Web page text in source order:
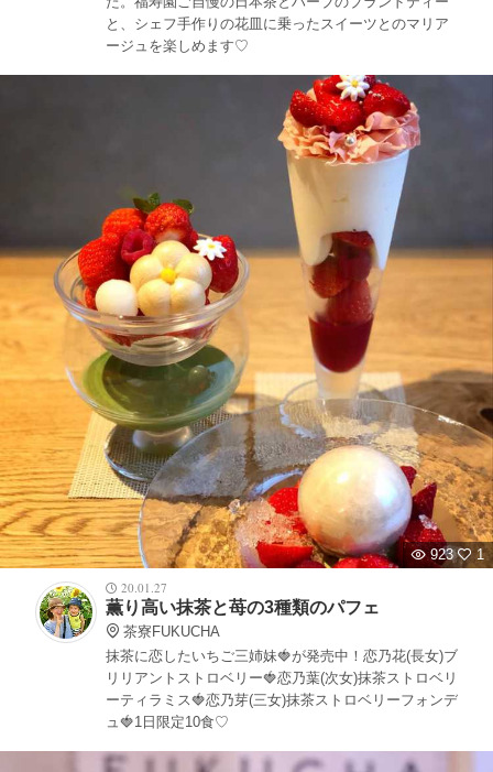
と、シェフ手作りの花皿に乗ったスイーツとのマリア
ージュを楽しめます♡
923
1
20.01.27
薫り高い抹茶と苺の3種類のパフェ
茶寮FUKUCHA
抹茶に恋したいちご三姉妹🍓が発売中！恋乃花(長女)ブ
リリアントストロベリー🍓恋乃葉(次女)抹茶ストロベリ
ーティラミス🍓恋乃芽(三女)抹茶ストロベリーフォンデ
ュ🍓1日限定10食♡